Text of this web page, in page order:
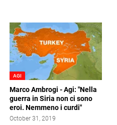
AGI
Marco Ambrogi - Agi: "Nella
guerra in Siria non ci sono
eroi. Nemmeno i curdi"
October 31, 2019